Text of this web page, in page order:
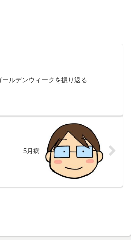
ールデンウィークを振り返る
5月病